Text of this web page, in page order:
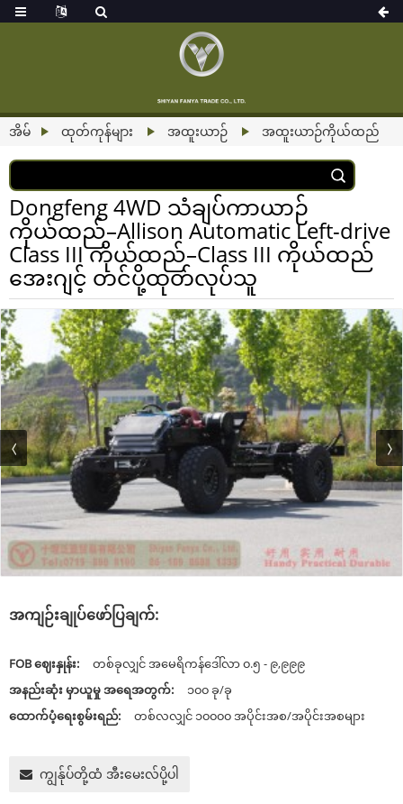
အိမ် ထုတ်ကုန်များ အထူးယာဉ် အထူးယာဉ်ကိုယ်ထည်
Dongfeng 4WD သံချပ်ကာယာဉ်
ကိုယ်ထည်–Allison Automatic Left-drive
Class III ကိုယ်ထည်–Class III ကိုယ်ထည်
အေးဂျင့် တင်ပို့ထုတ်လုပ်သူ
အကျဉ်းချုပ်ဖော်ပြချက်:
FOB ဈေးနှုန်း:
တစ်ခုလျှင် အမေရိကန်ဒေါ်လာ ၀.၅ - ၉,၉၉၉
အနည်းဆုံး မှာယူမှု အရေအတွက်:
၁၀၀ ခု/ခု
ထောက်ပံ့ရေးစွမ်းရည်:
တစ်လလျှင် ၁၀၀၀၀ အပိုင်းအစ/အပိုင်းအစများ
ကျွန်ုပ်တို့ထံ အီးမေးလ်ပို့ပါ